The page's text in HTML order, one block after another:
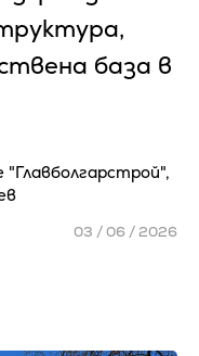
база в
03 / 06 / 2026